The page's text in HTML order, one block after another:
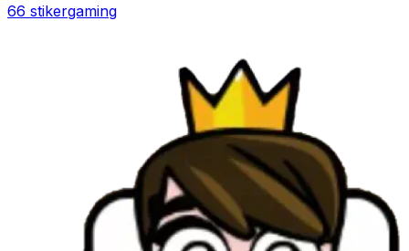
66 stikergaming